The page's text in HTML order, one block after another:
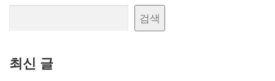
검색
최신 글